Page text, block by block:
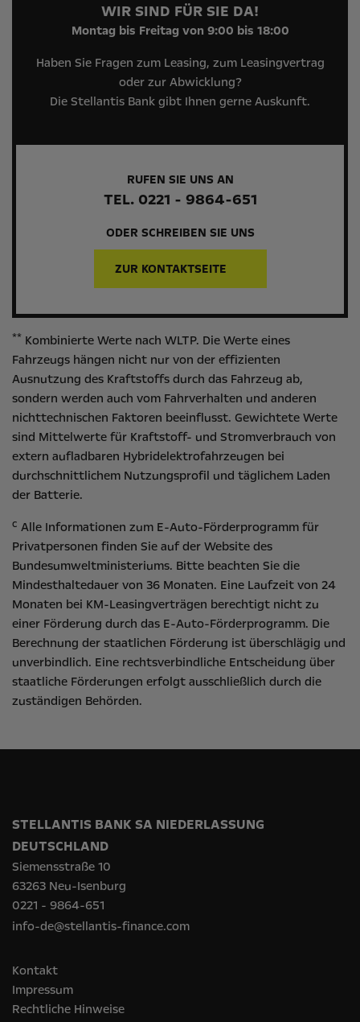
WIR SIND FÜR SIE DA!
Montag bis Freitag von 9:00 bis 18:00
Haben Sie Fragen zum Leasing, zum Leasingvertrag
oder zur Abwicklung?
Die Stellantis Bank gibt Ihnen gerne Auskunft.
RUFEN SIE UNS AN
TEL. 0221 - 9864-651
ODER SCHREIBEN SIE UNS
ZUR KONTAKTSEITE
** Kombinierte Werte nach WLTP. Die Werte eines
Fahrzeugs hängen nicht nur von der effizienten
Ausnutzung des Kraftstoffs durch das Fahrzeug ab,
sondern werden auch vom Fahrverhalten und anderen
nichttechnischen Faktoren beeinflusst. Gewichtete Werte
sind Mittelwerte für Kraftstoff- und Stromverbrauch von
extern aufladbaren Hybridelektrofahrzeugen bei
durchschnittlichem Nutzungsprofil und täglichem Laden
der Batterie.
c Alle Informationen zum E-Auto-Förderprogramm für
Privatpersonen finden Sie auf der Website des
Bundesumweltministeriums. Bitte beachten Sie die
Mindesthaltedauer von 36 Monaten. Eine Laufzeit von 24
Monaten bei KM-Leasingverträgen berechtigt nicht zu
einer Förderung durch das E-Auto-Förderprogramm. Die
Berechnung der staatlichen Förderung ist überschlägig und
unverbindlich. Eine rechtsverbindliche Entscheidung über
staatliche Förderungen erfolgt ausschließlich durch die
zuständigen Behörden.
STELLANTIS BANK SA NIEDERLASSUNG
DEUTSCHLAND
Siemensstraße 10
63263 Neu-Isenburg
0221 - 9864-651
info-de@stellantis-finance.com
Kontakt
Impressum
Rechtliche Hinweise